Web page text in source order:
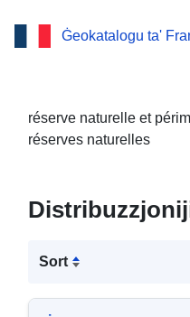
réserves
(Savoie)
Ġeokatalogu ta'
réserve naturelle et
réserves naturelles
Sort